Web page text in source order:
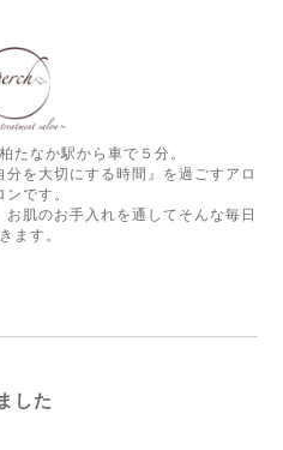
たなか駅から車で５分。
を大切にする時間』を過ごすアロ
ンです。
肌のお手入れを通してそんな毎日
ます。
した